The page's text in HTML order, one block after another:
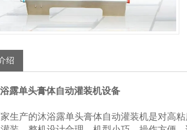
绍
露单头膏体自动灌装机设备
生产的沐浴露单头膏体自动灌装机是对高